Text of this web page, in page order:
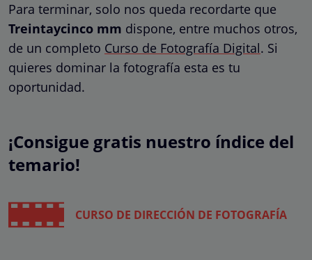
Para terminar, solo nos queda recordarte que
Treintaycinco mm dispone, entre muchos otros,
de un completo Curso de Fotografía Digital. Si
quieres dominar la fotografía esta es tu
oportunidad.
¡Consigue gratis nuestro índice del
temario!
CURSO DE DIRECCIÓN DE FOTOGRAFÍA